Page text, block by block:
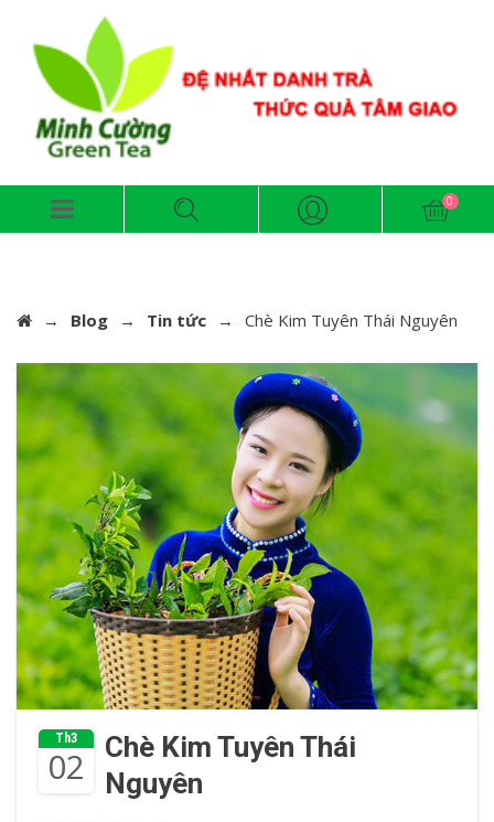
→ Blog → Tin tức → Chè Kim Tuyên Thái Nguyên
Th3
02
Chè Kim Tuyên Thái
Nguyên